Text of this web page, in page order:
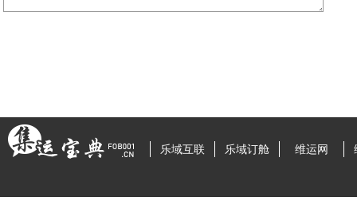
乐域互联 乐域订舱 维运网